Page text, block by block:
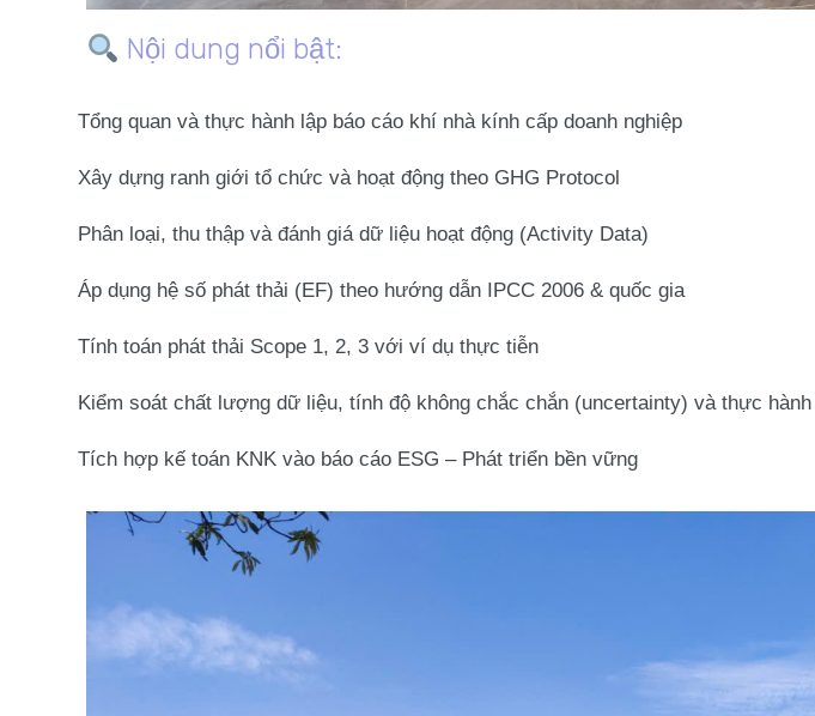
Nội dung nổi bật:
Tổng quan và thực hành lập báo cáo khí nhà kính cấp doanh nghiệp
Xây dựng ranh giới tổ chức và hoạt động theo GHG Protocol
Phân loại, thu thập và đánh giá dữ liệu hoạt động (Activity Data)
Áp dụng hệ số phát thải (EF) theo hướng dẫn IPCC 2006 & quốc gia
Tính toán phát thải Scope 1, 2, 3 với ví dụ thực tiễn
Kiểm soát chất lượng dữ liệu, tính độ không chắc chắn (uncertainty) và thực hành
Tích hợp kế toán KNK vào báo cáo ESG – Phát triển bền vững